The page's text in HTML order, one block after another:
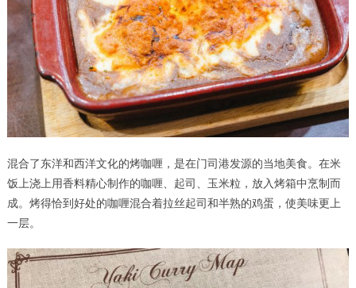
混合了东洋和西洋文化的烤咖喱，是在门司港发源的当地美食。在米
饭上浇上用香料精心制作的咖喱、起司、玉米粒，放入烤箱中烹制而
成。烤得恰到好处的咖喱混合着拉丝起司和半熟的鸡蛋，使美味更上
一层。